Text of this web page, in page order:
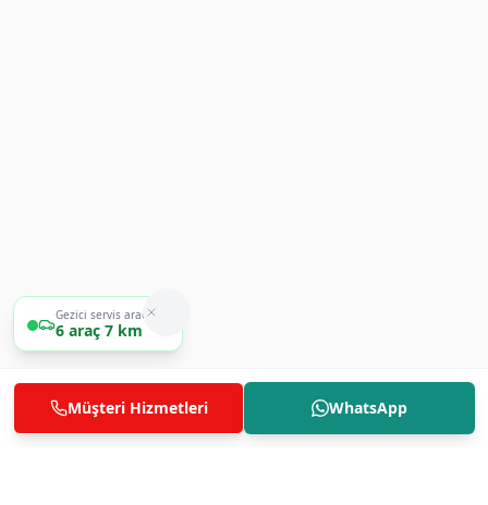
Gezici servis aracımız
1 araç 600 m
Müşteri Hizmetleri WhatsApp